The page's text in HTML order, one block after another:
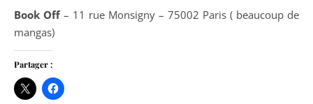
Book Off– 11 rue Monsigny – 75002 Paris ( beaucoup de
mangas)
Partager :